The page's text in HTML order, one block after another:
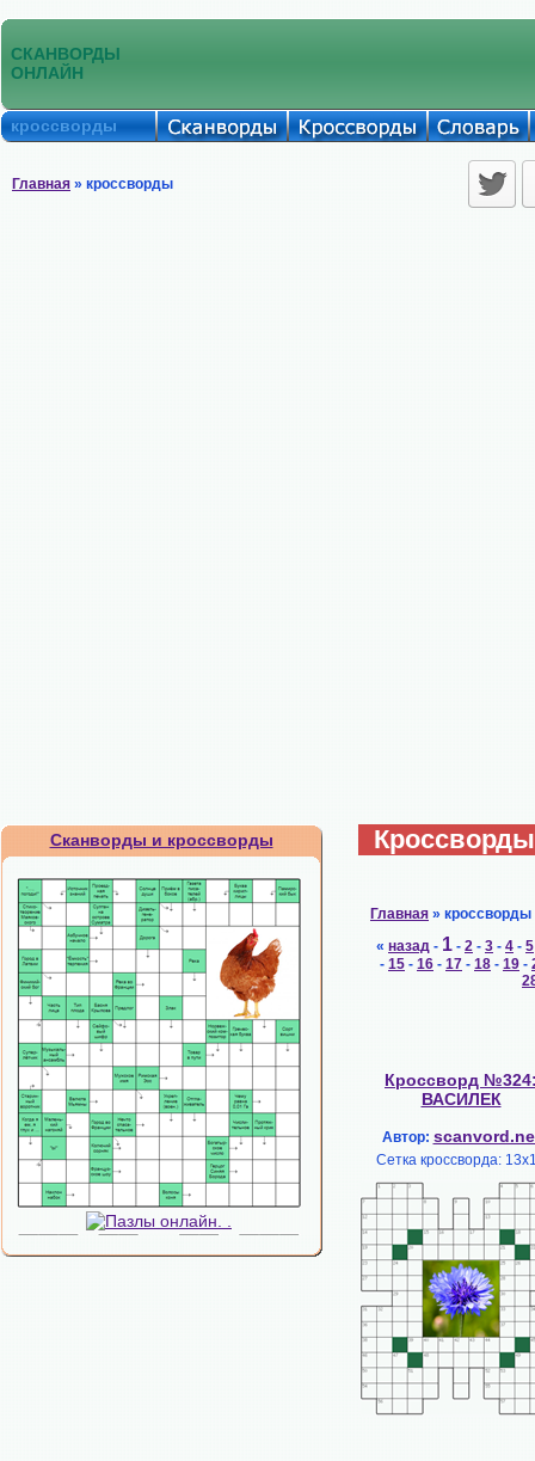
СКАНВОРДЫ
ОНЛАЙН
кроссворды
Главная » кроссворды
Сканворды и кроссворды
Главная » кроссворды
« назад - 1 - 2 - 3 - 4 - 5
- 15 - 16 - 17 - 18 - 19 -
Кроссворд
ВАСИЛЕК
Автор:
Сетка кроссворда: